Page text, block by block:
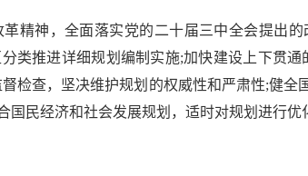
神，全面落实党的二十届三中全会提出的
类推进详细规划编制实施;加快建设上下贯
检查，坚决维护规划的权威性和严肃性;健全
民经济和社会发展规划，适时对规划进行优